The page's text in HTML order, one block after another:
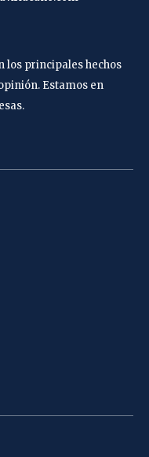
los principales hechos
Estamos en